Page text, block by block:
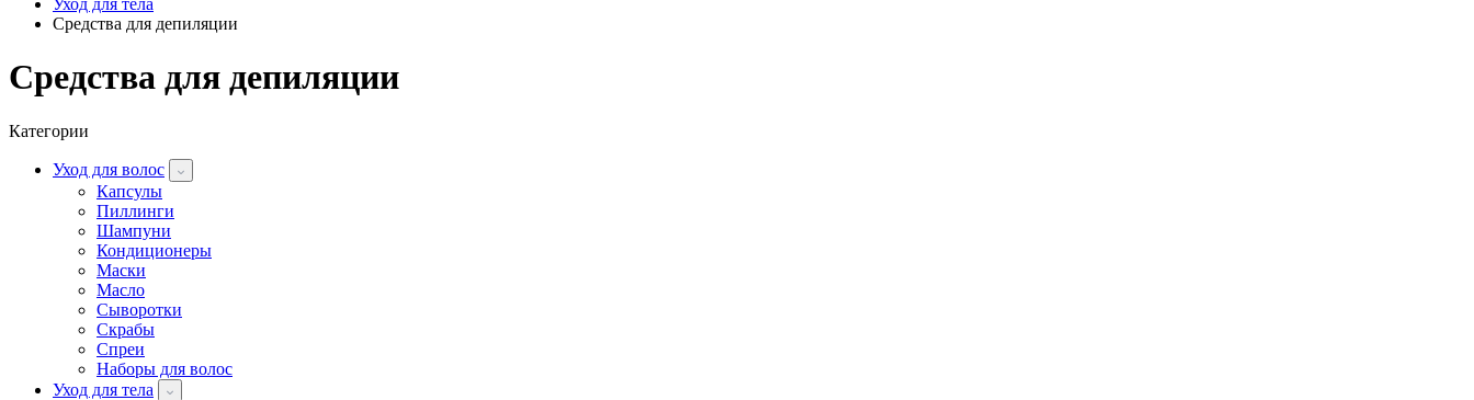
Уход для тела
Средства для депиляции
Средства для депиляции
Категории
Уход для волос
Капсулы
Пиллинги
Шампуни
Кондиционеры
Маски
Масло
Сыворотки
Скрабы
Спреи
Наборы для волос
Уход для тела